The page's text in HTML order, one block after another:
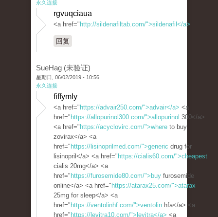
永久连接
rgvuqciaua
<a href=" http://sildenafiltab.com/">sildenafil</a>
回复
SueHag (未验证)
星期日, 06/02/2019 - 10:56
永久连接
fiffymly
<a href=" https://advair250.com/">advair</a> <a
href=" https://allopurinol300.com/">allopurinol 300</a>
<a href=" https://acyclovirc.com/">where to buy
zovirax</a> <a
href=" https://lisinoprilmed.com/">generic drug for
lisinopril</a> <a href=" https://cialis60.com/">cheapest
cialis 20mg</a> <a
href=" https://furosemide80.com/">buy furosemide
online</a> <a href=" https://atarax25.com/">atarax
25mg for sleep</a> <a
href=" https://ventolinhf.com/">ventolin hfa</a> <a
href=" https://levitra10.com/">levitra</a> <a